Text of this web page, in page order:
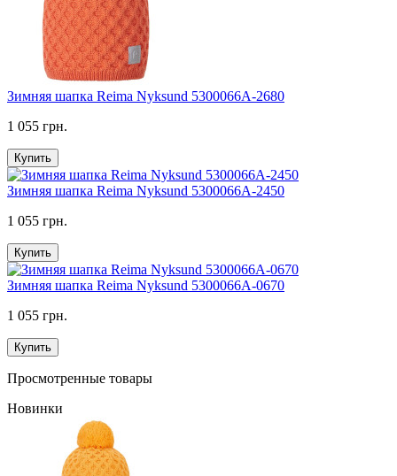
Зимняя шапка Reima Nyksund 5300066A-2680
1 055 грн.
Купить
Зимняя шапка Reima Nyksund 5300066A-2450
1 055 грн.
Купить
Зимняя шапка Reima Nyksund 5300066A-0670
1 055 грн.
Купить
Просмотренные товары
Новинки